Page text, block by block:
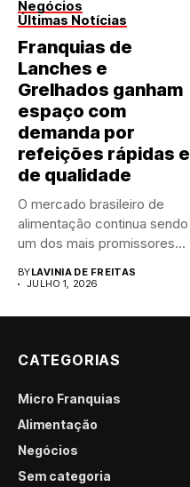
Negócios
Últimas Notícias
Franquias de
Lanches e
Grelhados ganham
espaço com
demanda por
refeições rápidas e
de qualidade
O mercado brasileiro de
alimentação continua sendo
um dos mais promissores
BYLAVINIA DE FREITAS
JULHO 1, 2026
CATEGORIAS
Micro Franquias
Alimentação
Negócios
Sem categoria